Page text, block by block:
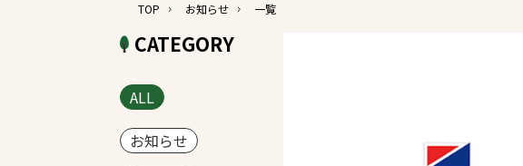
TOP お知らせ 一覧
CATEGORY
ALL
お知らせ